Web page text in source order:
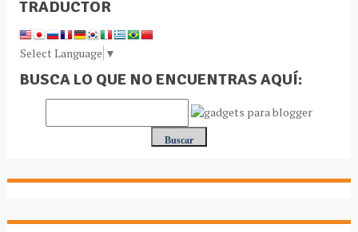
TRADUCTOR
Select Language ▼
BUSCA LO QUE NO ENCUENTRAS AQUÍ: